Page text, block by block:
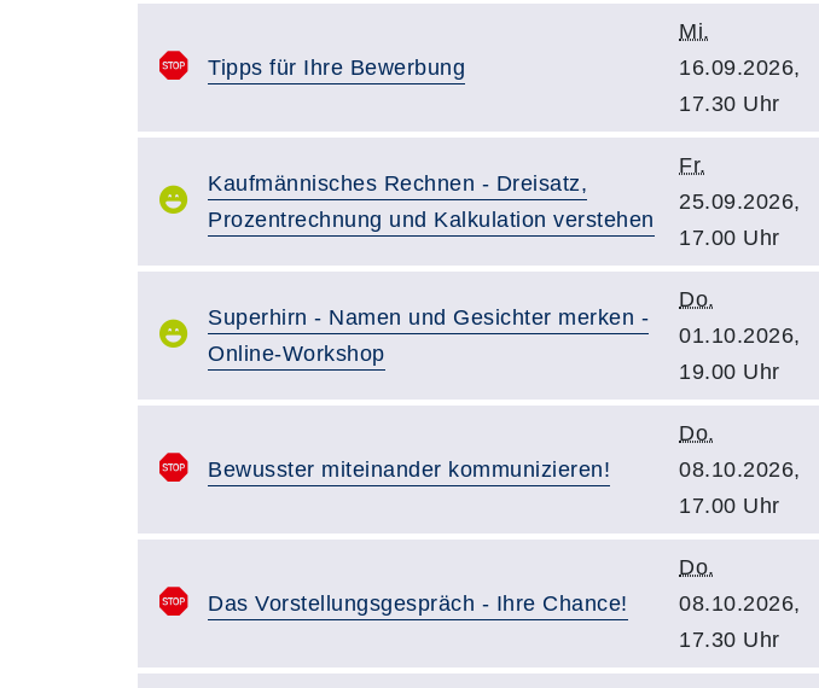
Tipps für Ihre Bewerbung
Mi.
16.09.2026,
17.30 Uhr
Kaufmännisches Rechnen - Dreisatz,
Prozentrechnung und Kalkulation verstehen
Fr.
25.09.2026,
17.00 Uhr
Superhirn - Namen und Gesichter merken -
Online-Workshop
Do.
01.10.2026,
19.00 Uhr
Bewusster miteinander kommunizieren!
Do.
08.10.2026,
17.00 Uhr
Das Vorstellungsgespräch - Ihre Chance!
Do.
08.10.2026,
17.30 Uhr